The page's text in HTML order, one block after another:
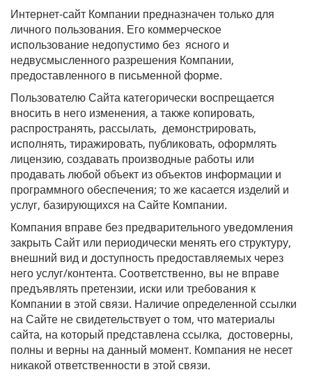
Интернет-сайт Компании предназначен только для
личного пользования. Его коммерческое
использование недопустимо без ясного и
недвусмысленного разрешения Компании,
предоставленного в письменной форме.
Пользователю Сайта категорически воспрещается
вносить в него изменения, а также копировать,
распространять, рассылать, демонстрировать,
исполнять, тиражировать, публиковать, оформлять
лицензию, создавать производные работы или
продавать любой объект из объектов информации и
программного обеспечения; то же касается изделий и
услуг, базирующихся на Сайте Компании.
Компания вправе без предварительного уведомления
закрыть Сайт или периодически менять его структуру,
внешний вид и доступность предоставляемых через
него услуг/контента. Соответственно, вы не вправе
предъявлять претензии, иски или требования к
Компании в этой связи. Наличие определенной ссылки
на Сайте не свидетельствует о том, что материалы
сайта, на который представлена ссылка, достоверны,
полны и верны на данный момент. Компания не несет
никакой ответственности в этой связи.